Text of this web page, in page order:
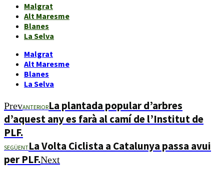
Malgrat
Alt Maresme
Blanes
La Selva
Malgrat
Alt Maresme
Blanes
La Selva
PrevANTERIORLa plantada popular d’arbres
d’aquest any es farà al camí de l’Institut de
PLF.
SEGÜENTLa Volta Ciclista a Catalunya passa avui
per PLF.Next